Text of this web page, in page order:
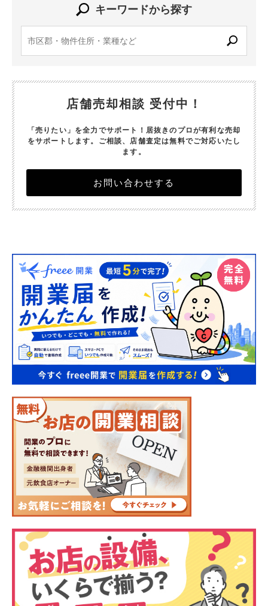
キーワードから探す
店舗売却相談 受付中！
「売りたい」を全力でサポート！居抜きのプロが有利な売却
をサポートします。 ご相談、店舗査定は無料でご対応いたし
ます。
お問い合わせする